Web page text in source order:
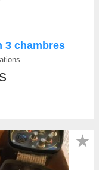
3 chambres
★